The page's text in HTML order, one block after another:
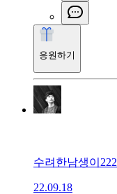
응원하기
수려한남생이222
22.09.18